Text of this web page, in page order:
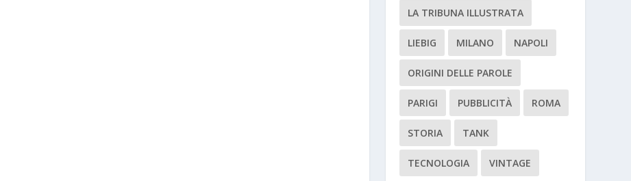
LA TRIBUNA ILLUSTRATA
LIEBIG MILANO NAPOLI
ORIGINI DELLE PAROLE
PARIGI PUBBLICITÀ ROMA
STORIA TANK
TECNOLOGIA VINTAGE